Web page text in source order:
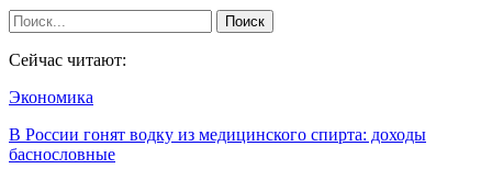
Сейчас читают:
Экономика
В России гонят водку из медицинского спирта: доходы
баснословные